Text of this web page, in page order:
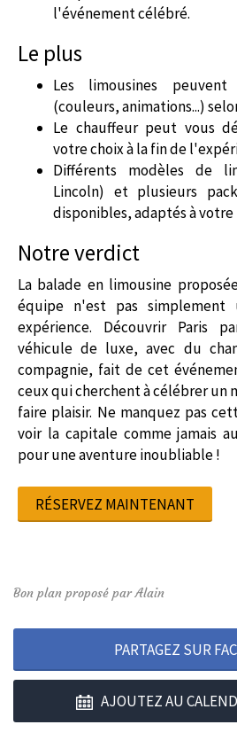
l'événement célébré.
Le plus
Les limousines peuvent
(couleurs, animations...)
Le chauffeur peut vous
votre choix à la fin de
Différents modèles de
Lincoln) et plusieurs
disponibles, adaptés à
Notre verdict
La balade en limousine
équipe n'est pas
expérience. Découvrir Paris
véhicule de luxe, avec du
compagnie, fait de cet
ceux qui cherchent à célébrer un
faire plaisir. Ne manquez pas
voir la capitale comme jamais
pour une aventure inoubliable !
RÉSERVEZ MAINTENANT
Bon plan proposé par Alain
PARTAGEZ SUR
AJOUTEZ AU